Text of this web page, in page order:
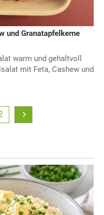
und Granatapfelkerne
warm und gehaltvoll
mit Feta, Cashew und